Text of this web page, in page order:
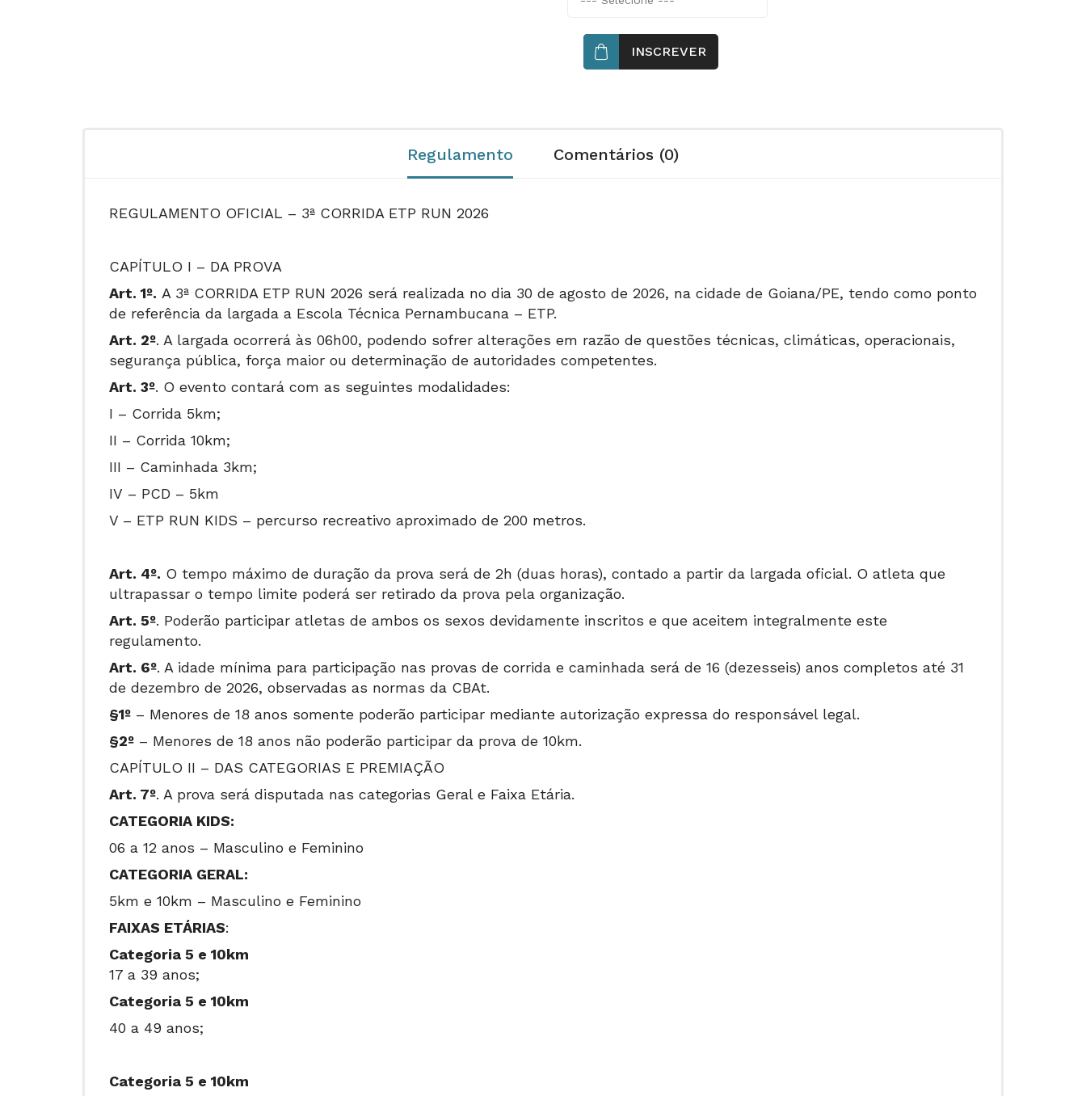
INSCREVER
Regulamento Comentários (0)
REGULAMENTO OFICIAL – 3ª CORRIDA ETP RUN 2026
CAPÍTULO I – DA PROVA
Art. 1º. A 3ª CORRIDA ETP RUN 2026 será realizada no dia 30 de agosto de 2026, na cidade de Goiana/PE, tendo como ponto
de referência da largada a Escola Técnica Pernambucana – ETP.
Art. 2º. A largada ocorrerá às 06h00, podendo sofrer alterações em razão de questões técnicas, climáticas, operacionais,
segurança pública, força maior ou determinação de autoridades competentes.
Art. 3º. O evento contará com as seguintes modalidades:
I – Corrida 5km;
II – Corrida 10km;
III – Caminhada 3km;
IV – PCD – 5km
V – ETP RUN KIDS – percurso recreativo aproximado de 200 metros.
Art. 4º. O tempo máximo de duração da prova será de 2h (duas horas), contado a partir da largada oficial. O atleta que
ultrapassar o tempo limite poderá ser retirado da prova pela organização.
Art. 5º. Poderão participar atletas de ambos os sexos devidamente inscritos e que aceitem integralmente este
regulamento.
Art. 6º. A idade mínima para participação nas provas de corrida e caminhada será de 16 (dezesseis) anos completos até 31
de dezembro de 2026, observadas as normas da CBAt.
§1º – Menores de 18 anos somente poderão participar mediante autorização expressa do responsável legal.
§2º – Menores de 18 anos não poderão participar da prova de 10km.
CAPÍTULO II – DAS CATEGORIAS E PREMIAÇÃO
Art. 7º. A prova será disputada nas categorias Geral e Faixa Etária.
CATEGORIA KIDS:
06 a 12 anos – Masculino e Feminino
CATEGORIA GERAL:
5km e 10km – Masculino e Feminino
FAIXAS ETÁRIAS:
Categoria 5 e 10km
17 a 39 anos;
Categoria 5 e 10km
40 a 49 anos;
Categoria 5 e 10km